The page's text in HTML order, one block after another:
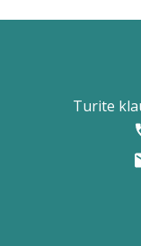
Turite